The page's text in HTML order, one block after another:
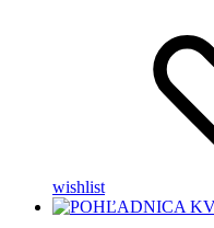
wishlist